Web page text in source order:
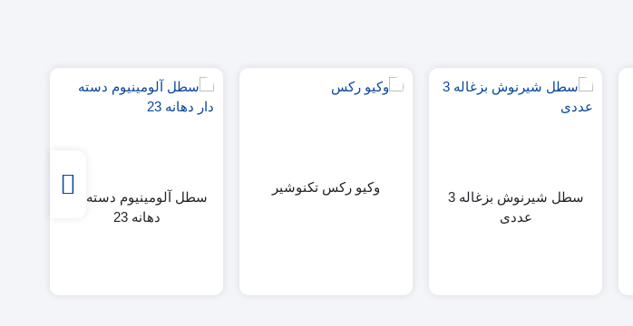
سطل شیرنوش بزغاله 3
عددی
وکیو رکس تکنوشیر
سطل آلومینیوم دسته دار
دهانه 23